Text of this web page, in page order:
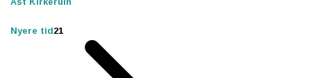
Nyere tid21